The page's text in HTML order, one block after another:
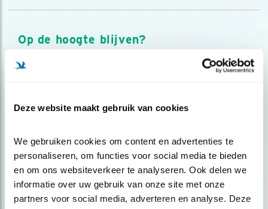
Deze website maakt gebruik van cookies
We gebruiken cookies om content en advertenties te
personaliseren, om functies voor social media te bieden
en om ons websiteverkeer te analyseren. Ook delen we
informatie over uw gebruik van onze site met onze
partners voor social media, adverteren en analyse. Deze
Op de hoogte blijven?
Meld je aan en ontvang nieuws, inspiratie, acties en tips
over vogels en activiteiten van Vogelbescherming.